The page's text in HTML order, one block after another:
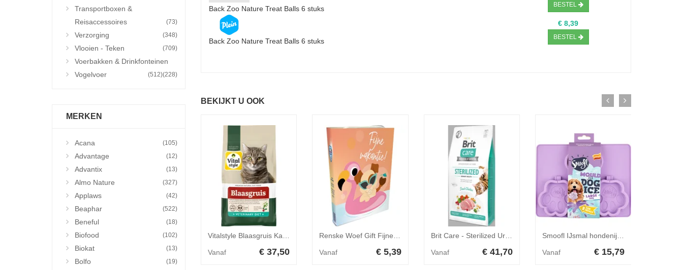
Transportboxen &
Reisaccessoires
(73)
Verzorging (348)
Vlooien - Teken (709)
Voerbakken & Drinkfonteinen
(228)
Vogelvoer (512)
MERKEN
Acana (105)
Advantage (12)
Advantix (13)
Almo Nature (327)
Applaws (42)
Beaphar (522)
Beneful (18)
Biofood (102)
Biokat (13)
Bolfo (19)
Back Zoo Nature Treat Balls 6 stuks BESTEL
Back Zoo Nature Treat Balls 6 stuks
€ 8,39
BESTEL
BEKIJKT U OOK
Vanaf € 37,50 Vanaf € 5,39
Brit Care - Sterilized Urinary Health - 7 kg
Vanaf € 41,70 Vanaf € 15,79